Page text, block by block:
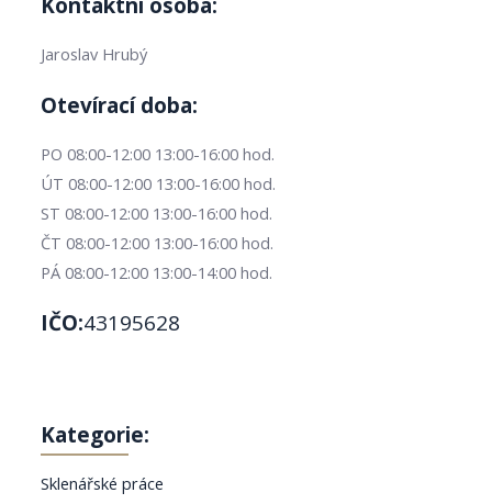
Jaroslav Hrubý
Otevírací doba:
PO 08:00-12:00 13:00-16:00 hod.
ÚT 08:00-12:00 13:00-16:00 hod.
ST 08:00-12:00 13:00-16:00 hod.
ČT 08:00-12:00 13:00-16:00 hod.
PÁ 08:00-12:00 13:00-14:00 hod.
IČO:43195628
Kategorie:
Sklenářské práce